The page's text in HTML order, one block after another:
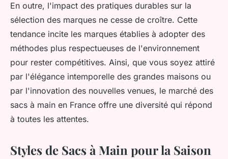
En outre, l'impact des pratiques durables sur la
sélection des marques ne cesse de croître. Cette
tendance incite les marques établies à adopter des
méthodes plus respectueuses de l'environnement
pour rester compétitives. Ainsi, que vous soyez attiré
par l'élégance intemporelle des grandes maisons ou
par l'innovation des nouvelles venues, le marché des
sacs à main en France offre une diversité qui répond
à toutes les attentes.
Styles de Sacs à Main pour la Saison